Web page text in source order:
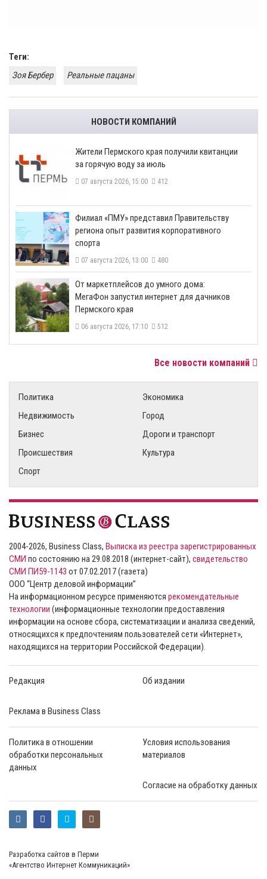
Теги:
Зоя Бербер
Реальные пацаны
НОВОСТИ КОМПАНИЙ
​Жители Пермского края получили квитанции
за горячую воду за июль
07 августа 2026, 15:00 412
​Филиал «ПМУ» представил Правительству
региона опыт развития корпоративного
спорта
07 августа 2026, 13:00 480
От маркетплейсов до умного дома:
МегаФон запустил интернет для дачников
Пермского края
06 августа 2026, 17:10 512
Все новости компаний
Политика
Экономика
Недвижимость
Город
Бизнес
Дороги и транспорт
Происшествия
Культура
Спорт
2004-2026, Business Class, Выписка из реестра зарегистрированных
СМИ по состоянию на 29.08.2018 (интернет-сайт), свидетельство
СМИ ПИ59-1143 от 07.02.2017 (газета)
ООО “Центр деловой информации”
На информационном ресурсе применяются рекомендательные
технологии (информационные технологии предоставления
информации на основе сбора, систематизации и анализа сведений,
относящихся к предпочтениям пользователей сети «Интернет»,
находящихся на территории Российской Федерации).
Редакция Об издании
Реклама в Business Class
Политика в отношении
обработки персональных
данных
Условия использования
материалов
Согласие на обработку данных
Разработка сайтов в Перми
«Агентство Интернет Коммуникаций»